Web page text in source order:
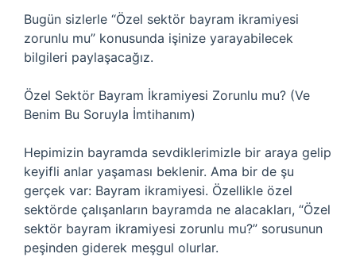
Bugün sizlerle “Özel sektör bayram ikramiyesi
zorunlu mu” konusunda işinize yarayabilecek
bilgileri paylaşacağız.
Özel Sektör Bayram İkramiyesi Zorunlu mu? (Ve
Benim Bu Soruyla İmtihanım)
Hepimizin bayramda sevdiklerimizle bir araya gelip
keyifli anlar yaşaması beklenir. Ama bir de şu
gerçek var: Bayram ikramiyesi. Özellikle özel
sektörde çalışanların bayramda ne alacakları, “Özel
sektör bayram ikramiyesi zorunlu mu?” sorusunun
peşinden giderek meşgul olurlar.